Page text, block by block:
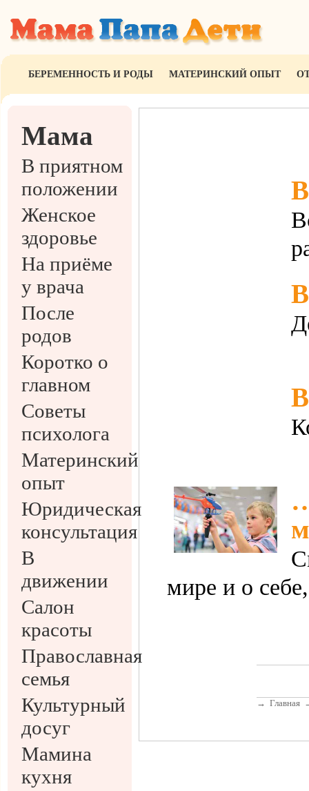
БЕРЕМЕННОСТЬ И РОДЫ МАТЕРИНСКИЙ ОПЫТ
Мама
В приятном
положении
Женское
здоровье
На приёме
у врача
После
родов
Коротко о
главном
Советы
психолога
Материнский
опыт
Юридическая
консультация
В
движении
Салон
красоты
Православная
семья
Культурный
досуг
Мамина
кухня
мире и о
→ Главная